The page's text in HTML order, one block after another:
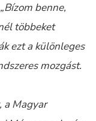
benne,
többeket
ezt a különleges
mozgást.
a Magyar